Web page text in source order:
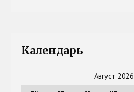
Календарь
Август 2026